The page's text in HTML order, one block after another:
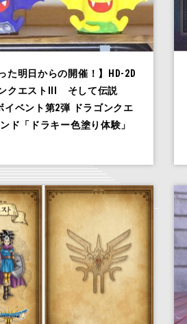
た明日からの開催！】HD-2D
クエストIII そして伝説
イベント第2弾 ドラゴンクエ
ド「ドラキー色塗り体験」